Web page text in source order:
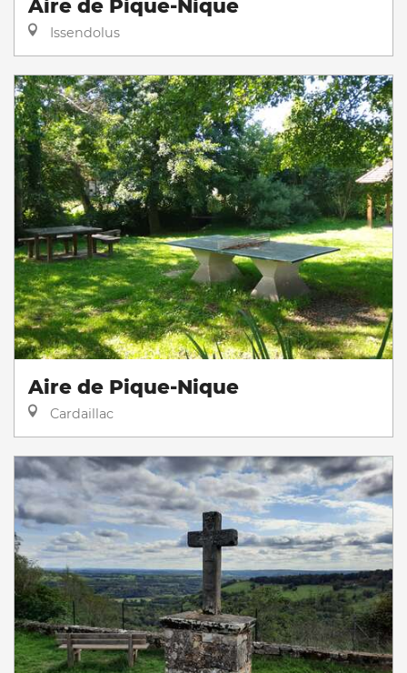
Aire de Pique-Nique
Issendolus
Aire de Pique-Nique
Cardaillac